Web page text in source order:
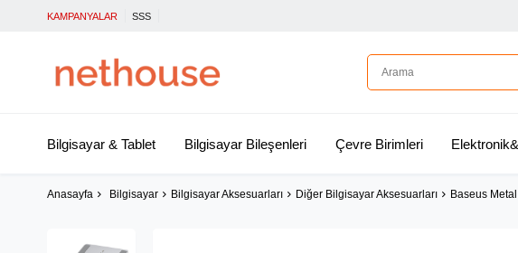
KAMPANYALAR SSS
Bilgisayar & Tablet Bilgisayar Bileşenleri Çevre Birimleri
Anasayfa Bilgisayar Bilgisayar Aksesuarları Diğer Bilgisayar Aksesuarları Baseus